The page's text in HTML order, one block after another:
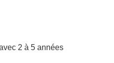
2 à 5 années